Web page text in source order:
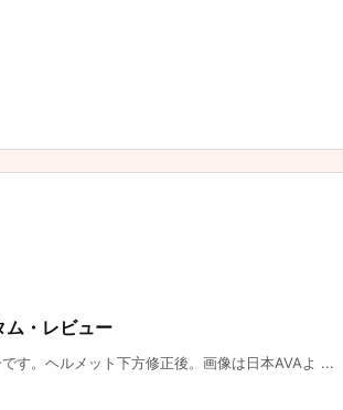
・レビュー
す。ヘルメット下方修正後。画像は日本AVAよ ...